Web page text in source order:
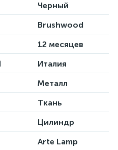
Черный
Brushwood
12 месяцев
Италия
Металл
Ткань
Цилиндр
Arte Lamp